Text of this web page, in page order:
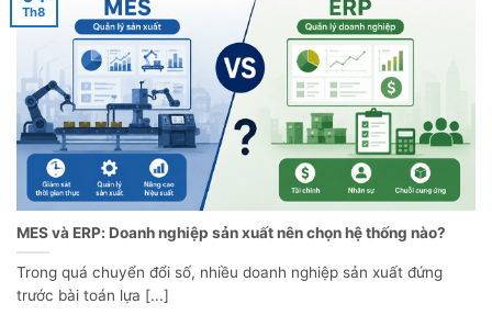
MES và ERP: Doanh nghiệp sản xuất nên chọn hệ thống nào?
Trong quá chuyển đổi số, nhiều doanh nghiệp sản xuất đứng
trước bài toán lựa [...]
Th8